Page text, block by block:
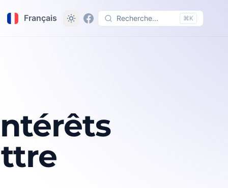
Français Recherche... ⌘K